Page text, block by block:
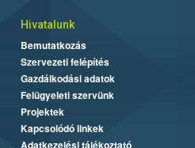
Hivatalunk
Bemutatkozás
Szervezeti felépítés
Gazdálkodási adatok
Felügyeleti szervünk
Projektek
Kapcsolódó linkek
Adatkezelési tájékoztató